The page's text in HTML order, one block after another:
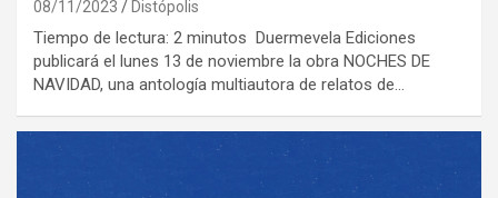
08/11/2023 Distópolis
Tiempo de lectura: 2 minutos Duermevela Ediciones
publicará el lunes 13 de noviembre la obra NOCHES DE
NAVIDAD, una antología multiautora de relatos de…